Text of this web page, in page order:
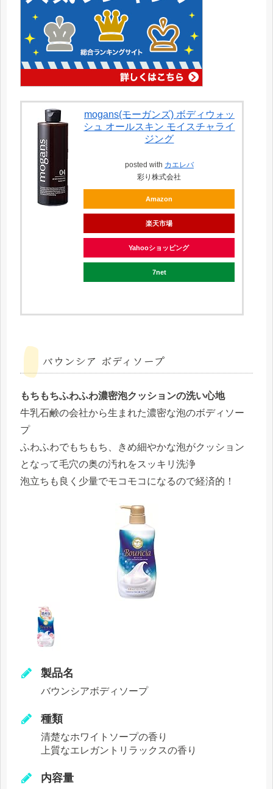
mogans(モーガンズ) ボディウォッ
シュ オールスキン モイスチャライ
ジング
posted with カエレバ
彩り株式会社
Amazon
楽天市場
Yahooショッピング
7net
バウンシア ボディソープ
もちもちふわふわ濃密泡クッションの洗い心地
牛乳石鹸の会社から生まれた濃密な泡のボディソー
プ
ふわふわでもちもち、きめ細やかな泡がクッション
となって毛穴の奥の汚れをスッキリ洗浄
泡立ちも良く少量でモコモコになるので経済的！
製品名
バウンシアボディソープ
種類
清楚なホワイトソープの香り
上質なエレガントリラックスの香り
内容量